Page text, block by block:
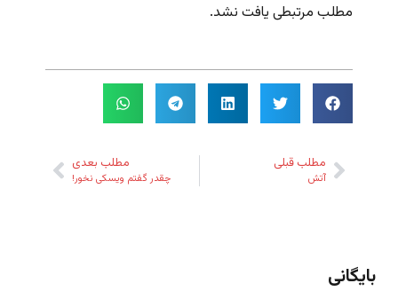
مطلب مرتبطی یافت نشد.
مطلب قبلی
آتش
مطلب بعدی
چقدر گفتم ویسکی نخور!
بایگانی